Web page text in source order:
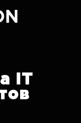
IT